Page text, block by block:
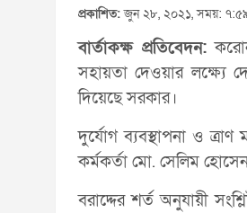
প্রকাশিত:জুন ২৮, ২০২১, সময়:
বার্তাকক্ষ প্রতিবেদন:
সহায়তা দেওয়ার লক্ষ্যে
দিয়েছে সরকার।
দুর্যোগ ব্যবস্থাপনা ও
কর্মকর্তা মো. সেলিম
বরাদ্দের শর্ত অনুযায়ী